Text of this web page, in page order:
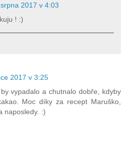
2017 v 4:03
! :)
2017 v 3:25
vypadalo a chutnalo dobře, kdyby
Moc díky za recept Maruško,
naposledy. :)